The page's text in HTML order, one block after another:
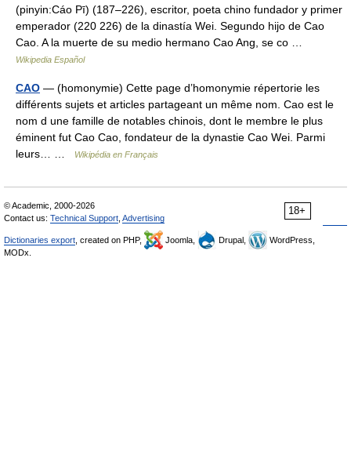
(pinyin:Cáo Pī) (187–226), escritor, poeta chino fundador y primer
emperador (220 226) de la dinastía Wei. Segundo hijo de Cao
Cao. A la muerte de su medio hermano Cao Ang, se co …
Wikipedia Español
CAO — (homonymie) Cette page d’homonymie répertorie les
différents sujets et articles partageant un même nom. Cao est le
nom d une famille de notables chinois, dont le membre le plus
éminent fut Cao Cao, fondateur de la dynastie Cao Wei. Parmi
leurs… …
Wikipédia en Français
18+
© Academic, 2000-2026
Contact us: Technical Support Advertising
Dictionaries export , created on PHP, Joomla, Drupal,
WordPress,
MODx.